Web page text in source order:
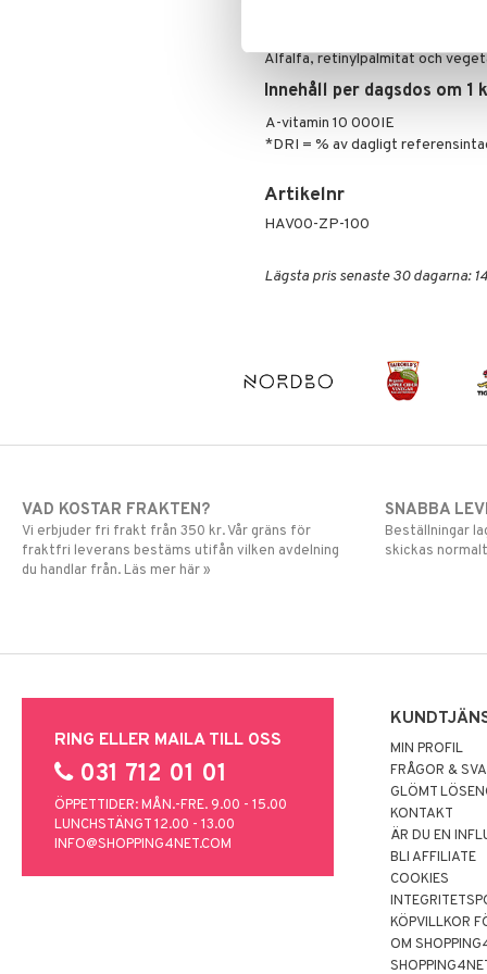
Alfalfa, retinylpalmitat och
Innehåll per dagsdos om 1
A-vitamin 10 000IE
*DRI = % av dagligt
Artikelnr
HAV00-ZP-100
Lägsta pris senaste 30 dagarna:
VAD KOSTAR FRAKTEN?
Vi erbjuder fri frakt från 350 kr. Vår gräns för
fraktfri leverans bestäms utifån vilken avdelning
du handlar från. Läs mer här »
SNABBA
Beställningar
skickas
RING ELLER MAILA TILL OSS
031 712 01 01
ÖPPETTIDER: MÅN.-FRE. 9.00 - 15.00
LUNCHSTÄNGT 12.00 - 13.00
INFO@SHOPPING4NET.COM
MIN PROFIL
FRÅGOR &
GLÖMT
KONTAKT
ÄR DU EN
BLI AFFILIATE
COOKIES
KÖPVILLKOR
OM